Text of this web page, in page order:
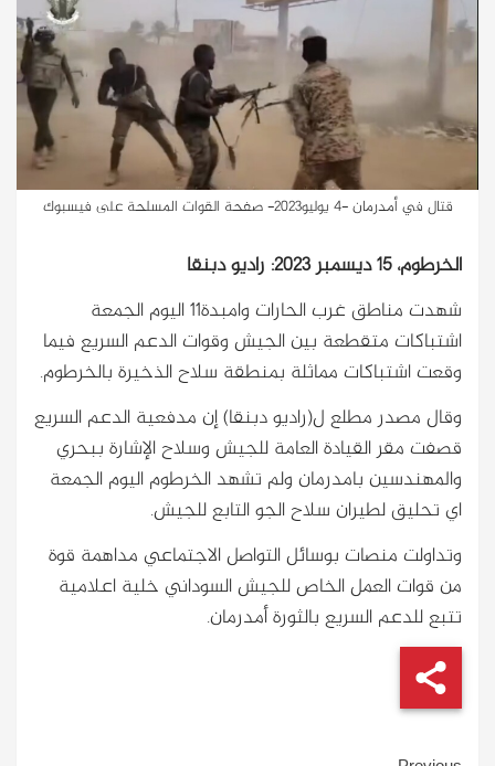
قتال في أمدرمان -4 يوليو2023- صفحة القوات المسلحة على فيسبوك
الخرطوم، 15 ديسمبر 2023: راديو دبنقا
شهدت مناطق غرب الحارات وامبدة١١ اليوم الجمعة
اشتباكات متقطعة بين الجيش وقوات الدعم السريع فيما
وقعت اشتباكات مماثلة بمنطقة سلاح الذخيرة بالخرطوم.
وقال مصدر مطلع ل(راديو دبنقا) إن مدفعية الدعم السريع
قصفت مقر القيادة العامة للجيش وسلاح الإشارة ببحري
والمهندسين بامدرمان ولم تشهد الخرطوم اليوم الجمعة
اي تحليق لطيران سلاح الجو التابع للجيش.
وتداولت منصات بوسائل التواصل الاجتماعي مداهمة قوة
من قوات العمل الخاص للجيش السوداني خلية اعلامية
تتبع للدعم السريع بالثورة أمدرمان.